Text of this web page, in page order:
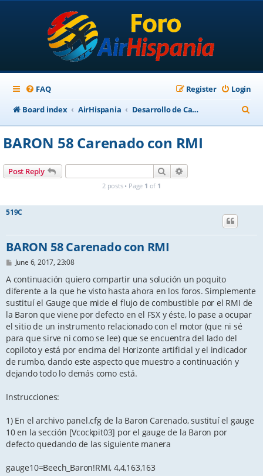
FAQ Login
Register
Board index
AirHispania Desarrollo de Cabinas y Paneles
e
BARON 58 Carenado con RMI
Post Reply Search
2 posts • Page 1 of 1
519C
BARON 58 Carenado con RMI
P
s
t
June 6, 2017, 23:08
A continuación quiero compartir una solución un poquito
diferente a la que he visto hasta ahora en los foros. Simplemente
sustituí el Gauge que mide el flujo de combustible por el RMI de
la Baron que viene por defecto en el FSX y éste, lo pase a ocupar
el sitio de un instrumento relacionado con el motor (que ni sé
para que sirve ni como se lee) que se encuentra del lado del
copiloto y está por encima del Horizonte artificial y el indicador
de rumbo, dando este aspecto que muestro a continuación y
dejando todo lo demás como está.
Instrucciones:
1) En el archivo panel.cfg de la Baron Carenado, sustituí el gauge
10 en la sección [Vcockpit03] por el gauge de la Baron por
defecto quedando de las siguiente manera
gauge10=Beech_Baron!RMI, 4,4,163,163